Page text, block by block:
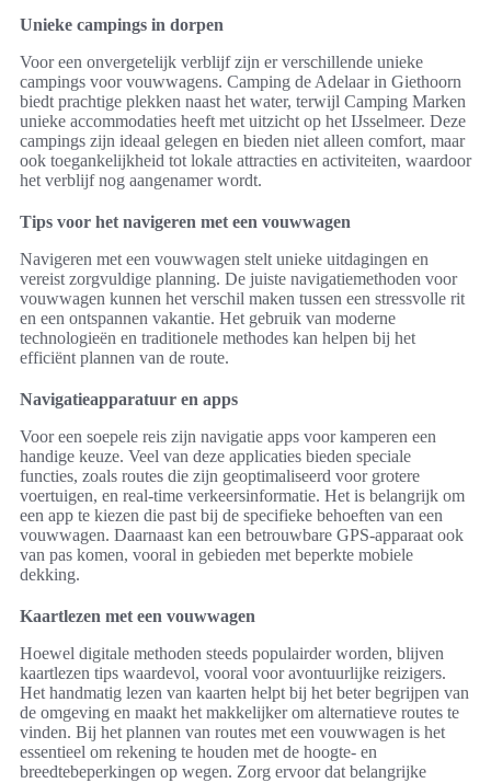
Unieke campings in dorpen
Voor een onvergetelijk verblijf zijn er verschillende unieke
campings voor vouwwagens. Camping de Adelaar in Giethoorn
biedt prachtige plekken naast het water, terwijl Camping Marken
unieke accommodaties heeft met uitzicht op het IJsselmeer. Deze
campings zijn ideaal gelegen en bieden niet alleen comfort, maar
ook toegankelijkheid tot lokale attracties en activiteiten, waardoor
het verblijf nog aangenamer wordt.
Tips voor het navigeren met een vouwwagen
Navigeren met een vouwwagen stelt unieke uitdagingen en
vereist zorgvuldige planning. De juiste navigatiemethoden voor
vouwwagen kunnen het verschil maken tussen een stressvolle rit
en een ontspannen vakantie. Het gebruik van moderne
technologieën en traditionele methodes kan helpen bij het
efficiënt plannen van de route.
Navigatieapparatuur en apps
Voor een soepele reis zijn navigatie apps voor kamperen een
handige keuze. Veel van deze applicaties bieden speciale
functies, zoals routes die zijn geoptimaliseerd voor grotere
voertuigen, en real-time verkeersinformatie. Het is belangrijk om
een app te kiezen die past bij de specifieke behoeften van een
vouwwagen. Daarnaast kan een betrouwbare GPS-apparaat ook
van pas komen, vooral in gebieden met beperkte mobiele
dekking.
Kaartlezen met een vouwwagen
Hoewel digitale methoden steeds populairder worden, blijven
kaartlezen tips waardevol, vooral voor avontuurlijke reizigers.
Het handmatig lezen van kaarten helpt bij het beter begrijpen van
de omgeving en maakt het makkelijker om alternatieve routes te
vinden. Bij het plannen van routes met een vouwwagen is het
essentieel om rekening te houden met de hoogte- en
breedtebeperkingen op wegen. Zorg ervoor dat belangrijke